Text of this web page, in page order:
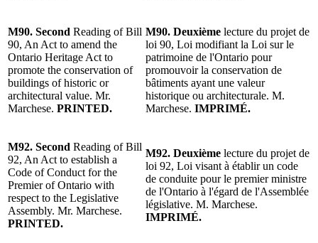
M90. Second Reading of Bill
90, An Act to amend the
Ontario Heritage Act to
promote the conservation of
buildings of historic or
architectural value. Mr.
Marchese. PRINTED.
M90. Deuxième lecture du projet de
loi 90, Loi modifiant la Loi sur le
patrimoine de l'Ontario pour
promouvoir la conservation de
bâtiments ayant une valeur
historique ou architecturale. M.
Marchese. IMPRIMÉ.
M92. Second Reading of Bill
92, An Act to establish a
Code of Conduct for the
Premier of Ontario with
respect to the Legislative
Assembly. Mr. Marchese.
PRINTED.
M92. Deuxième lecture du projet de
loi 92, Loi visant à établir un code
de conduite pour le premier ministre
de l'Ontario à l'égard de l'Assemblée
législative. M. Marchese.
IMPRIMÉ.